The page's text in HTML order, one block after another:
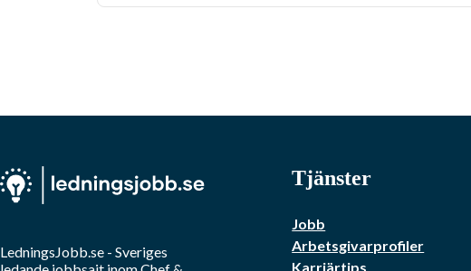
LedningsJobb.se - Sveriges
Tjänster
Jobb
Arbetsgivarprofiler
Karriärtips